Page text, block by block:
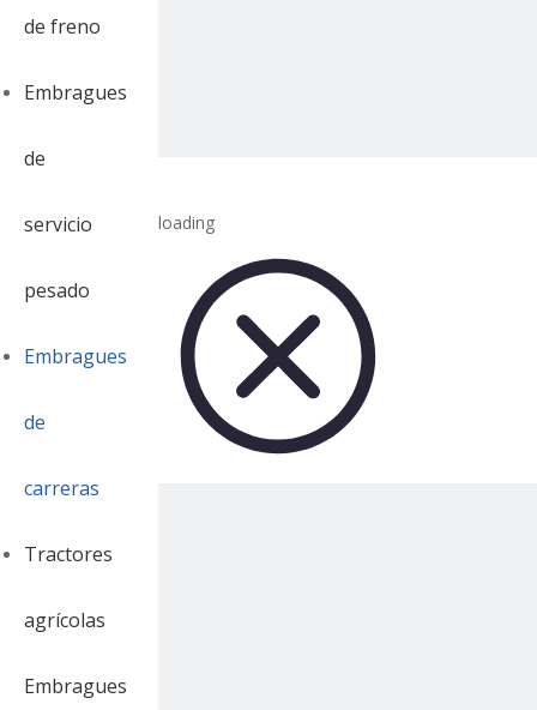
de freno
Embragues
de
servicio
pesado
Embragues
de
carreras
Tractores
agrícolas
Embragues
loading